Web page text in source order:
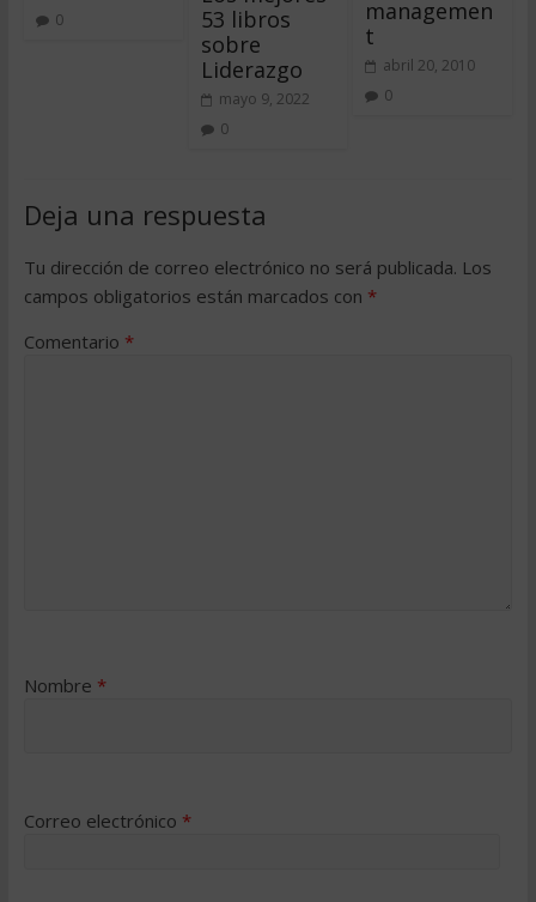
0
53 libros
sobre
Liderazgo
mayo 9, 2022
0
managemen
t
abril 20, 2010
0
Deja una respuesta
Tu dirección de correo electrónico no será publicada. Los
campos obligatorios están marcados con *
Comentario *
Nombre *
Correo electrónico *